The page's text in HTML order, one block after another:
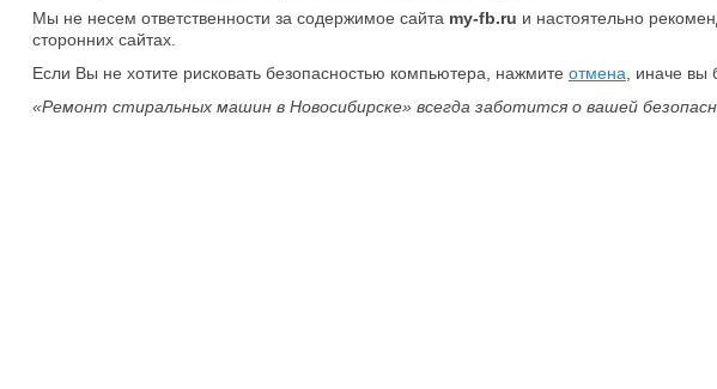
Мы не несем ответственности за содержимое сайта my-fb.ru и настоятельно
сторонних сайтах.
Если Вы не хотите рисковать безопасностью компьютера, нажмите отмена , иначе
«Ремонт стиральных машин в Новосибирске» всегда заботится о вашей